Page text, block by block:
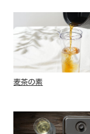
麦茶の素